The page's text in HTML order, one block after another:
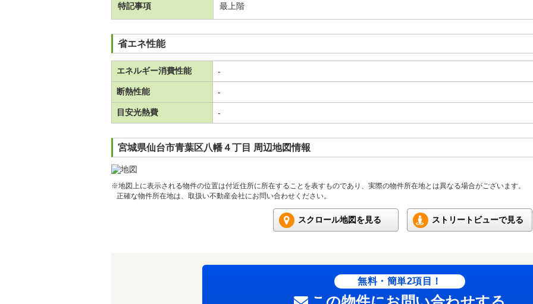
特記事項 最上階
省エネ性能
エネルギー消費性能 -
断熱性能 -
目安光熱費 -
宮城県仙台市青葉区八幡４丁目 周辺地図情報
※地図上に表示される物件の位置は付近住所に所在することを表すものであり、実際の物件所在地とは異なる場合がございます。
正確な物件所在地は、取扱い不動産会社にお問い合わせください。
スクロール地図を見る ストリートビューで見る
無料・簡単2項目！